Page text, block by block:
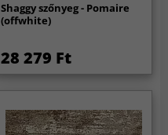
Shaggy szőnyeg - Pomaire
(offwhite)
28 279 Ft